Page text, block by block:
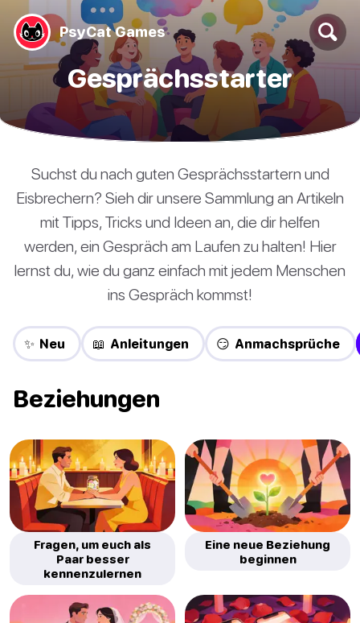
PsyCat Games
Gesprächsstarter
Suchst du nach guten Gesprächsstartern und
Eisbrechern? Sieh dir unsere Sammlung an Artikeln
mit Tipps, Tricks und Ideen an, die dir helfen
werden, ein Gespräch am Laufen zu halten! Hier
lernst du, wie du ganz einfach mit jedem Menschen
ins Gespräch kommst!
✨ Neu 📖 Anleitungen 😏 Anmachsprüche
Beziehungen
Fragen, um euch als
Paar besser
kennenzulernen
Eine neue Beziehung
beginnen